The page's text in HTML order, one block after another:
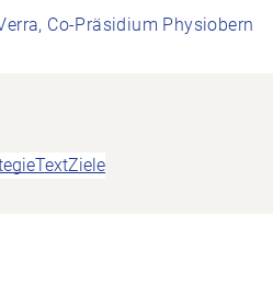
Co-Präsidium Physiobern
TextZiele